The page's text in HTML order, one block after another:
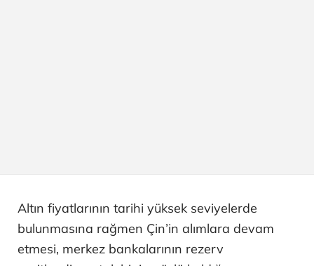
Altın fiyatlarının tarihi yüksek seviyelerde
bulunmasına rağmen Çin’in alımlara devam
etmesi, merkez bankalarının rezerv